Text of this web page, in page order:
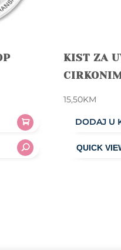
KIST ZA
15,50KM
DODAJ U